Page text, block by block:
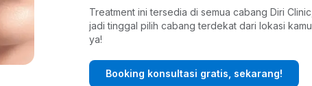
Treatment ini tersedia di semua cabang Diri Clinic,
jadi tinggal pilih cabang terdekat dari lokasi kamu,
ya!
Booking konsultasi gratis, sekarang!